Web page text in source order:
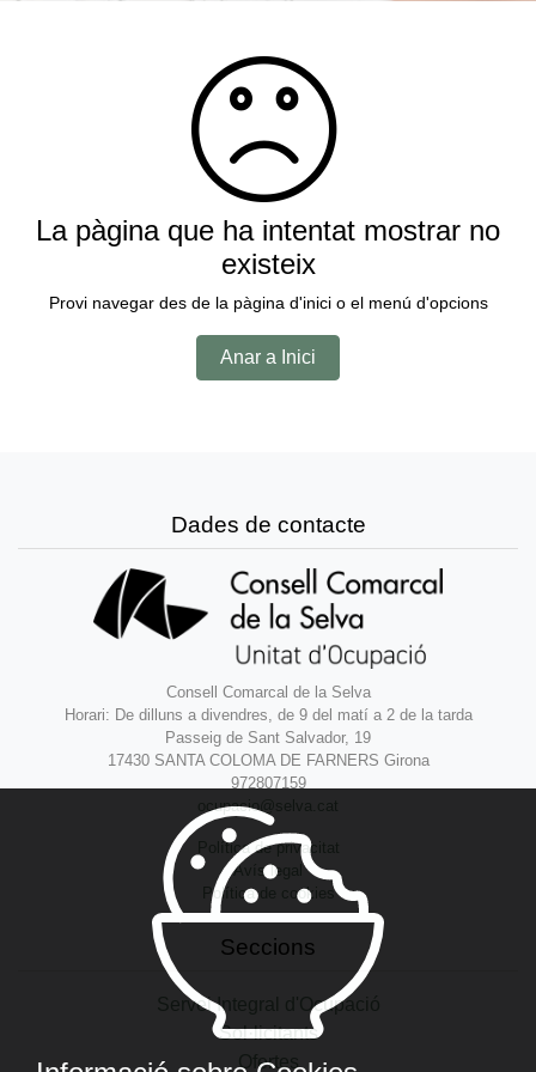
La pàgina que ha intentat mostrar no
existeix
Provi navegar des de la pàgina d'inici o el menú d'opcions
Anar a Inici
Dades de contacte
Consell Comarcal de la Selva
Horari: De dilluns a divendres, de 9 del matí a 2 de la tarda
Passeig de Sant Salvador, 19
17430 SANTA COLOMA DE FARNERS Girona
972807159
ocupacio@selva.cat
Política de privacitat
Avís legal
Política de cookies
Seccions
Servei Integral d'Ocupació
Sol·licitants
Ofertes